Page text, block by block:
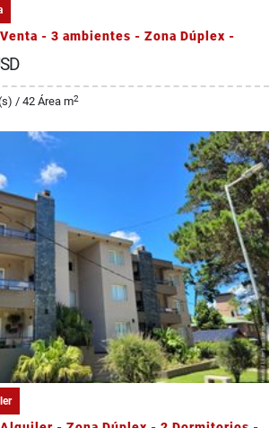
- 3 ambientes - Zona Dúplex -
/ 42 Área m2